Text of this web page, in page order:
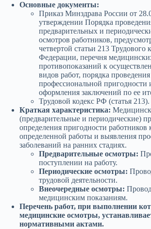
Основные документы:
Приказ Минздрава России от
утверждении Порядка
предварительных и
осмотров работников,
четвертой статьи 213 Трудового
Федерации, перечня
противопоказаний к
видов работ, порядка
профессиональной пригодности
оформления заключений по ее
Трудовой кодекс РФ (статья 213).
Краткая характеристика:
(предварительные и периодические)
определения пригодности
определенной работы и выявления
заболеваний на ранних стадиях.
Предварительные осмотры:
поступлении на работу.
Периодические осмотры:
трудовой деятельности.
Внеочередные осмотры:
медицинским показаниям.
Перечень работ, при выполнении
медицинские осмотры,
нормативными актами.